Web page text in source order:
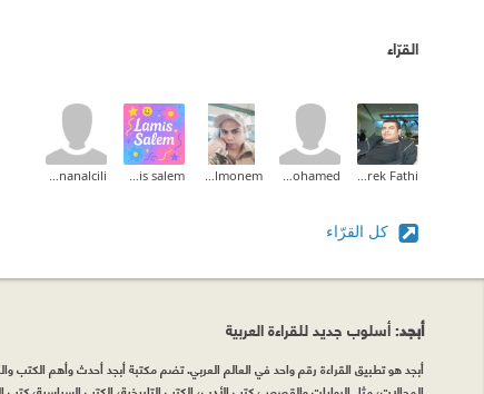
القرّاء
كل القرّاء
أبجد: أسلوب جديد للقراءة العربية
أبجد هو تطبيق القراءة رقم واحد في العالم العربي. تضم مكتبة أبجد أحدث وأهم الكتب